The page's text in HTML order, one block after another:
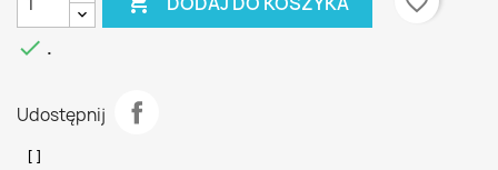
 .
Udostępnij